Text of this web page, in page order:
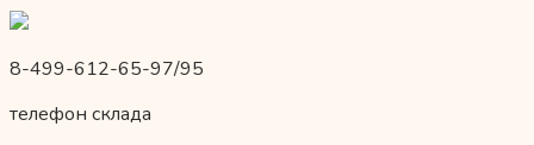
8-499-612-65-97/95
телефон склада